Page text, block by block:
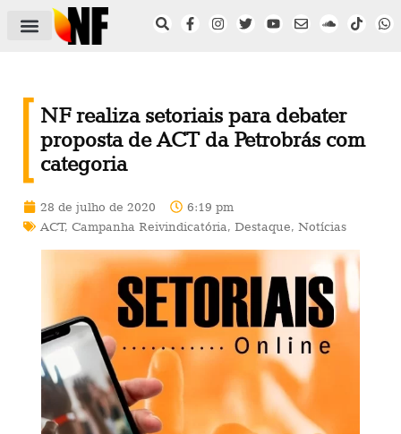
NF realiza setoriais para debater
proposta de ACT da Petrobrás com
categoria
28 de julho de 2020
6:19 pm
ACT, Campanha Reivindicatória, Destaque, Notícias